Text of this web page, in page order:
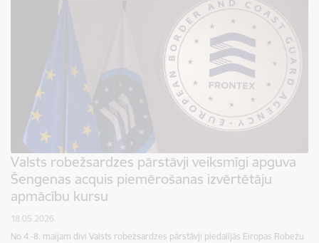
Valsts robežsardzes pārstāvji veiksmīgi apguva
Šengenas acquis piemērošanas izvērtētāju
apmācību kursu
18.05.2026.
No 4.-8. maijam divi Valsts robežsardzes pārstāvji piedalījās Eiropas Robežu